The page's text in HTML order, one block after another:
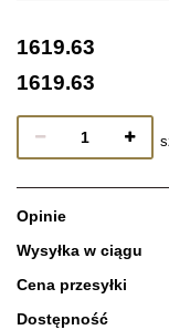
1619.63
1619.63
Opinie
Wysyłka w ciągu
Cena przesyłki
Dostępność